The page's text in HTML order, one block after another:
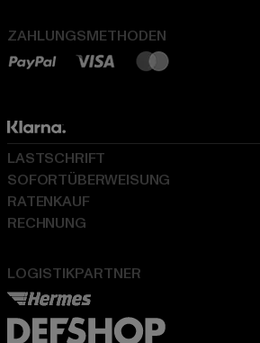
ZAHLUNGSMETHODEN
LOGISTIKPARTNER
LASTSCHRIFT
SOFORTÜBERWEISUNG
RATENKAUF
RECHNUNG